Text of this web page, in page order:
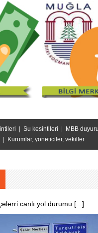
| Su kesintileri | MBB
| Kurumlar, yöneticiler, vekiller
canlı yol durumu [...]